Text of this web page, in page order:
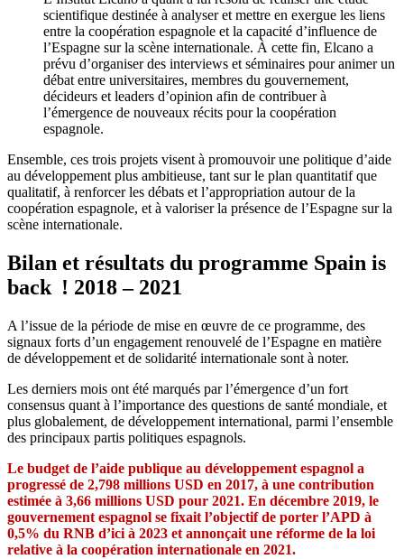
scientifique destinée à analyser et mettre en exergue les liens
entre la coopération espagnole et la capacité d’influence de
l’Espagne sur la scène internationale. À cette fin, Elcano a
prévu d’organiser des interviews et séminaires pour animer un
débat entre universitaires, membres du gouvernement,
décideurs et leaders d’opinion afin de contribuer à
l’émergence de nouveaux récits pour la coopération
espagnole.
Ensemble, ces trois projets visent à promouvoir une politique d’aide
au développement plus ambitieuse, tant sur le plan quantitatif que
qualitatif, à renforcer les débats et l’appropriation autour de la
coopération espagnole, et à valoriser la présence de l’Espagne sur la
scène internationale.
Bilan et résultats du programme Spain is
back ! 2018 – 2021
A l’issue de la période de mise en œuvre de ce programme, des
signaux forts d’un engagement renouvelé de l’Espagne en matière
de développement et de solidarité internationale sont à noter.
Les derniers mois ont été marqués par l’émergence d’un fort
consensus quant à l’importance des questions de santé mondiale, et
plus globalement, de développement international, parmi l’ensemble
des principaux partis politiques espagnols.
Le budget de l’aide publique au développement espagnol a
progressé de 2,798 millions USD en 2017, à une contribution
estimée à 3,66 millions USD pour 2021. En décembre 2019, le
gouvernement espagnol se fixait l’objectif de porter l’APD à
0,5% du RNB d’ici à 2023 et annonçait une réforme de la loi
relative à la coopération internationale en 2021.